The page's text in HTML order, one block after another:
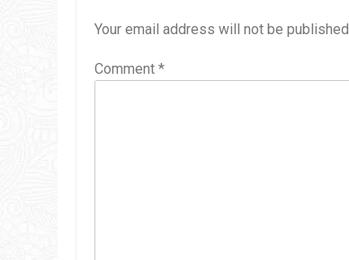
Your email address will not be
Comment *